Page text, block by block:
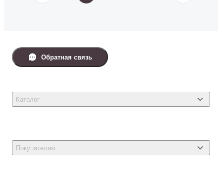
Каталог
Товары для собак
Покупателям
Обратная связь